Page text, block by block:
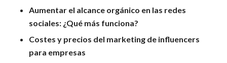
Aumentar el alcance orgánico en las redes
sociales: ¿Qué más funciona?
Costes y precios del marketing de influencers
para empresas